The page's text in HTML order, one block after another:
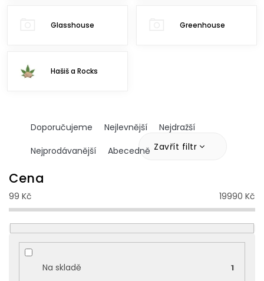
Glasshouse Greenhouse
Hašiš a Rocks
Ř
a
n
í
p
r
o
d
u
Doporučujeme Nejlevnější
Nejdražší
Nejprodávanější
Abecedně Zavřít filtr
Cena
99 Kč 19990 Kč
Na skladě 1